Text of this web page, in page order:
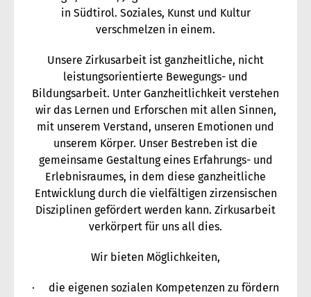
in Südtirol. Soziales, Kunst und Kultur
verschmelzen in einem.
Unsere Zirkusarbeit ist ganzheitliche, nicht
leistungsorientierte Bewegungs- und
Bildungsarbeit. Unter Ganzheitlichkeit verstehen
wir das Lernen und Erforschen mit allen Sinnen,
mit unserem Verstand, unseren Emotionen und
unserem Körper. Unser Bestreben ist die
gemeinsame Gestaltung eines Erfahrungs- und
Erlebnisraumes, in dem diese ganzheitliche
Entwicklung durch die vielfältigen zirzensischen
Disziplinen gefördert werden kann. Zirkusarbeit
verkörpert für uns all dies.
Wir bieten Möglichkeiten,
· die eigenen sozialen Kompetenzen zu fördern